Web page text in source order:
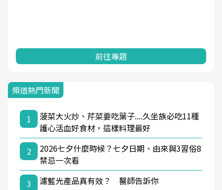
前往專題
頻道熱門新聞
1
菠菜大火炒、芹菜要吃葉子....久坐族必吃11種
護心活血好食材，這樣料理最好
2
2026七夕什麼時候？七夕日期、由來與3習俗8
禁忌一次看
3
濾藍光產品真有效？ 醫師告訴你